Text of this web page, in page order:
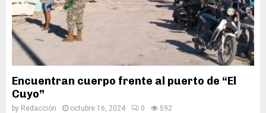
Encuentran cuerpo frente al puerto de “El
Cuyo”
by Redacción octubre 16, 2024 0 592